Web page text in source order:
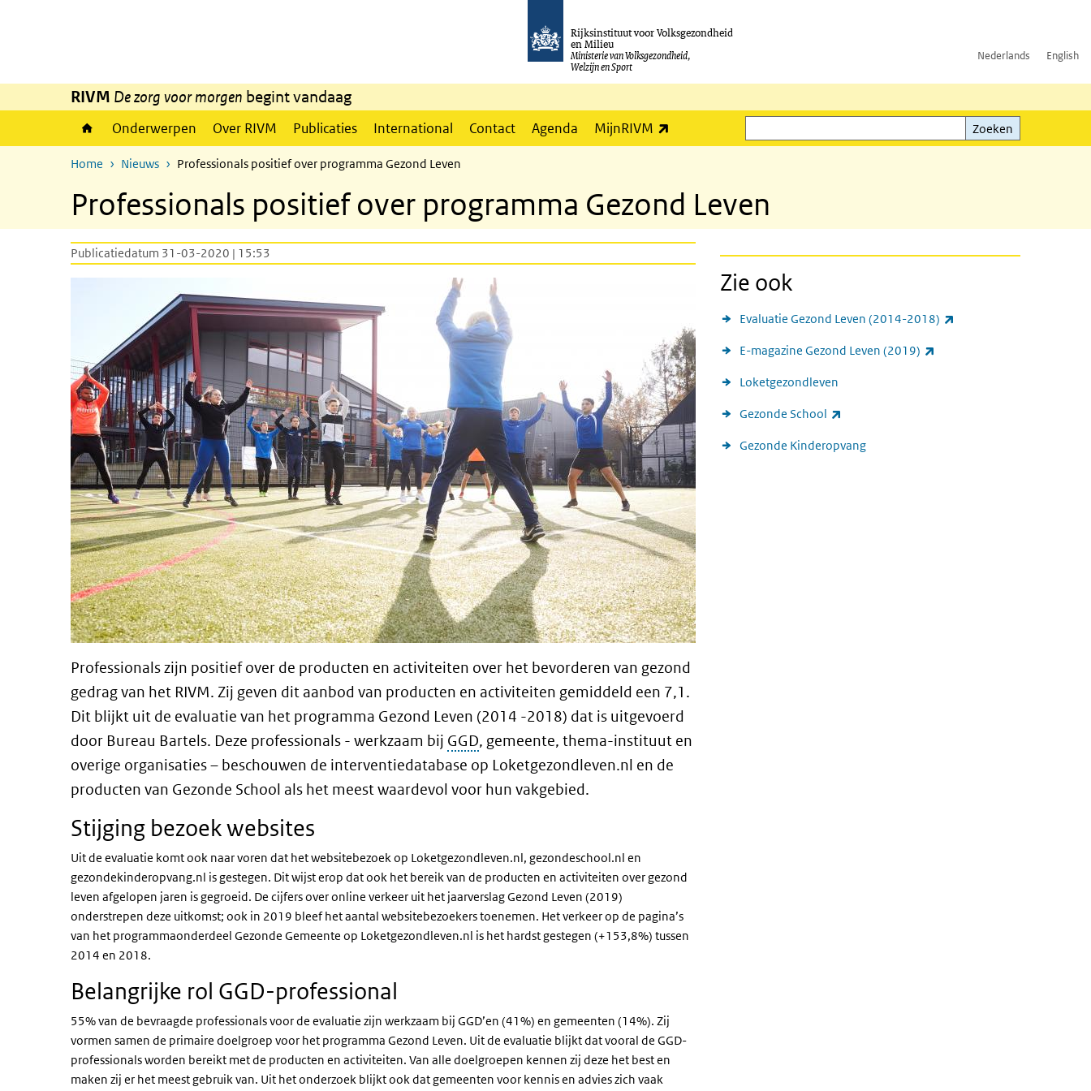
Rijksinstituut voor Volksgezondheid
en Milieu
Ministerie van Volksgezondheid,
Welzijn en Sport
Nederlands English
RIVM De zorg voor morgen begint vandaag
Onderwerpen Over RIVM Publicaties International Contact Agenda MijnRIVM
Zoeken
Zoeken
Home Nieuws Professionals positief over programma Gezond Leven
Professionals positief over programma Gezond Leven
Publicatiedatum 31-03-2020 | 15:53
Professionals zijn positief over de producten en activiteiten over het bevorderen van gezond
gedrag van het RIVM. Zij geven dit aanbod van producten en activiteiten gemiddeld een 7,1.
Dit blijkt uit de evaluatie van het programma Gezond Leven (2014 -2018) dat is uitgevoerd
door Bureau Bartels. Deze professionals - werkzaam bij GGD, gemeente, thema-instituut en
overige organisaties – beschouwen de interventiedatabase op Loketgezondleven.nl en de
producten van Gezonde School als het meest waardevol voor hun vakgebied.
Stijging bezoek websites
Uit de evaluatie komt ook naar voren dat het websitebezoek op Loketgezondleven.nl, gezondeschool.nl en
gezondekinderopvang.nl is gestegen. Dit wijst erop dat ook het bereik van de producten en activiteiten over gezond
leven afgelopen jaren is gegroeid. De cijfers over online verkeer uit het jaarverslag Gezond Leven (2019)
onderstrepen deze uitkomst; ook in 2019 bleef het aantal websitebezoekers toenemen. Het verkeer op de pagina’s
van het programmaonderdeel Gezonde Gemeente op Loketgezondleven.nl is het hardst gestegen (+153,8%) tussen
2014 en 2018.
Belangrijke rol GGD-professional
55% van de bevraagde professionals voor de evaluatie zijn werkzaam bij GGD’en (41%) en gemeenten (14%). Zij
vormen samen de primaire doelgroep voor het programma Gezond Leven. Uit de evaluatie blijkt dat vooral de GGD-
professionals worden bereikt met de producten en activiteiten. Van alle doelgroepen kennen zij deze het best en
maken zij er het meest gebruik van. Uit het onderzoek blijkt ook dat gemeenten voor kennis en advies zich vaak
Zie ook
Evaluatie Gezond Leven (2014-2018)
E-magazine Gezond Leven (2019)
Loketgezondleven
Gezonde School
Gezonde Kinderopvang